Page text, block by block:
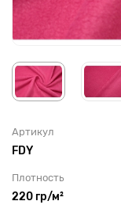
Артикул
FDY
Плотность
220 гр/м²